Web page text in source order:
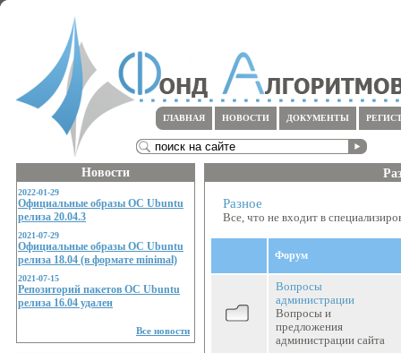
ДОКУМЕНТЫ
НОВОСТИ
ГЛАВНАЯ
Новости
2022-01-29
Официальные образы ОС Ubuntu
релиза 20.04.3
2021-07-29
Официальные образы ОС Ubuntu
релиза 18.04 (в формате minimal)
2021-07-15
Репозиторий пакетов ОС Ubuntu
релиза 16.04 удален
Все новости
Разное
Все, что не входит в
Форум
Нет новых
Вопросы
администрации
Вопросы и
предложения
администрации сайта